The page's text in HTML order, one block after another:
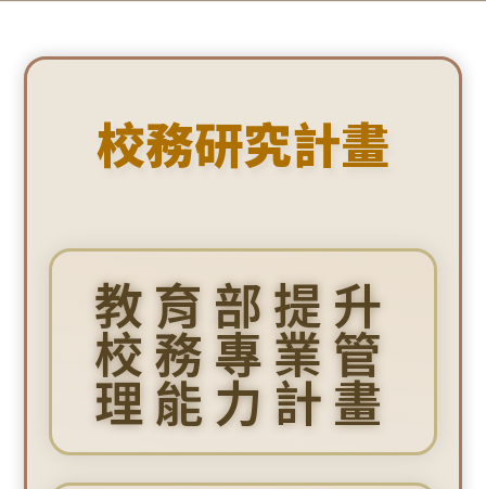
校務研究計畫
教育部提升
校務專業管
理能力計畫